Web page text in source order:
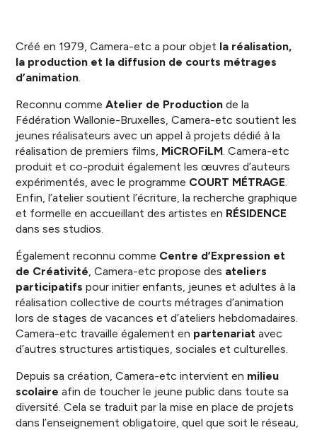
Créé en 1979, Camera-etc a pour objet la réalisation,
la production et la diffusion de courts métrages
d’animation.
Reconnu commeAtelier de Productionde la
Fédération Wallonie-Bruxelles, Camera-etc soutient les
jeunes réalisateurs avec un appel à projets dédié à la
réalisation de premiers films, MiCROFiLM. Camera-etc
produit et co-produit également les œuvres d’auteurs
expérimentés, avec le programme COURT MÉTRAGE.
Enfin, l’atelier soutient l’écriture, la recherche graphique
et formelle en accueillant des artistes en RÉSIDENCE
dans ses studios.
Également reconnu comme Centre d’Expression et
de Créativité, Camera-etc propose des ateliers
participatifspour initier enfants, jeunes et adultes à la
réalisation collective de courts métrages d’animation
lors de stages de vacances et d’ateliers hebdomadaires.
Camera-etc travaille également en partenariatavec
d’autres structures artistiques, sociales et culturelles.
Depuis sa création, Camera-etc intervient en milieu
scolaireafin de toucher le jeune public dans toute sa
diversité. Cela se traduit par la mise en place de projets
dans l’enseignement obligatoire, quel que soit le réseau,